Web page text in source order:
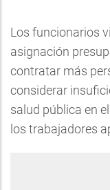
Los funcionarios
asignación
contratar más
considerar
salud pública en
los trabajadores